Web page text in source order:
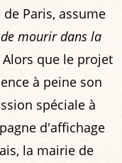
Paris, assume
mourir dans la
Alors que le projet
à peine son
spéciale à
d'affichage
la mairie de